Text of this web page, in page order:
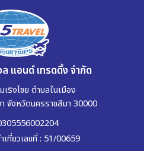
แอนด์ เทรดดิ้ง จำกัด
ริงไชย ตำบลในเมือง
จังหวัดนครราชสีมา 30000
ที่ยวเลขที่ : 51/00659